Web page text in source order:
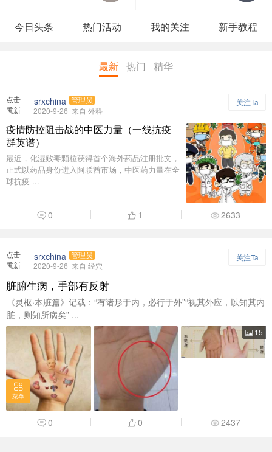
今日头条 热门活动 我的关注 新手教程
最新 热门 精华
点击
重新
srxchina 管理员
2020-9-26 来自 外科
关注Ta
疫情防控阻击战的中医力量（一线抗疫
群英谱）
最近，化湿败毒颗粒获得首个海外药品注册批文，
正式以药品身份进入阿联酋市场，中医药力量在全
球抗疫 ...
0 1 2633
点击
重新
srxchina 管理员
2020-9-26 来自 经穴
关注Ta
脏腑生病，手部有反射
《灵枢·本脏篇》记载：“有诸形于内，必行于外”“视其外应，以知其内
脏，则知所病矣” ...
15
0 0 2437
菜单